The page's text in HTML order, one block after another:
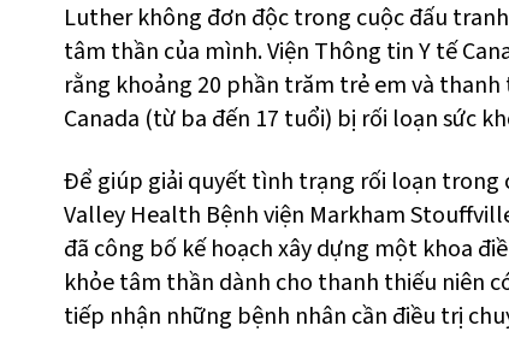
Luther không đơn độc trong cuộc đấu
tâm thần của mình. Viện Thông tin Y tế
rằng khoảng 20 phần trăm trẻ em và thanh
Canada (từ ba đến 17 tuổi) bị rối loạn sức
Để giúp giải quyết tình trạng rối loạn trong
Valley Health Bệnh viện Markham
đã công bố kế hoạch xây dựng một khoa
khỏe tâm thần dành cho thanh thiếu niên
tiếp nhận những bệnh nhân cần điều trị